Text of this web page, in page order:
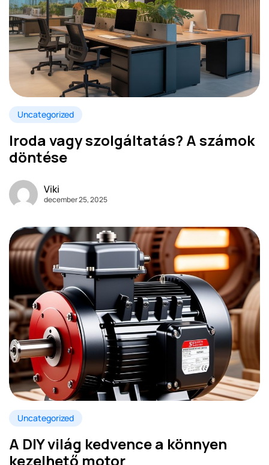
Uncategorized
Iroda vagy szolgáltatás? A számok
döntése
Viki
december 25, 2025
Uncategorized
A DIY világ kedvence a könnyen
kezelhető motor